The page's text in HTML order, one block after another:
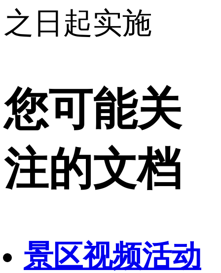
之日起实施
您可能关
注的文档
景区视频活动